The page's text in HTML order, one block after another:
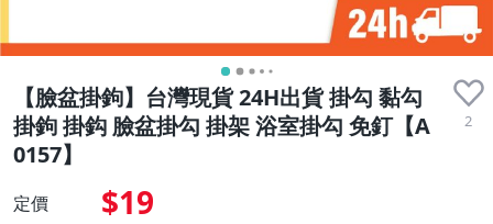
【臉盆掛鉤】台灣現貨 24H出貨 掛勾 黏勾
掛鉤 掛鈎 臉盆掛勾 掛架 浴室掛勾 免釘【A
0157】
2
定價 $19